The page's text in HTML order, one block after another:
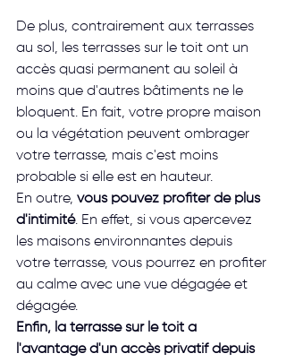
De plus, contrairement aux terrasses
au sol, les terrasses sur le toit ont un
accès quasi permanent au soleil à
moins que d'autres bâtiments ne le
bloquent. En fait, votre propre maison
ou la végétation peuvent ombrager
votre terrasse, mais c'est moins
probable si elle est en hauteur.
En outre, vous pouvez profiter de plus
d'intimité. En effet, si vous apercevez
les maisons environnantes depuis
votre terrasse, vous pourrez en profiter
au calme avec une vue dégagée et
dégagée.
Enfin, la terrasse sur le toit a
l'avantage d'un accès privatif depuis